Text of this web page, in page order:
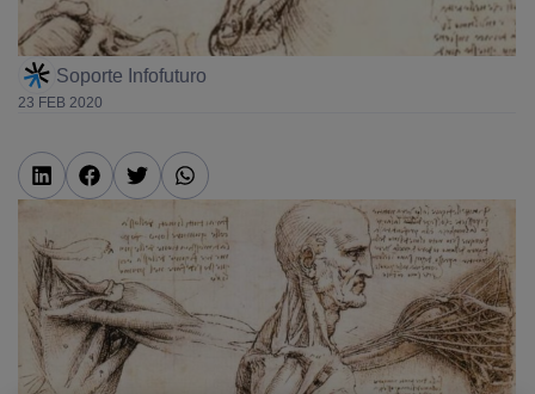
Soporte Infofuturo
23 FEB 2020